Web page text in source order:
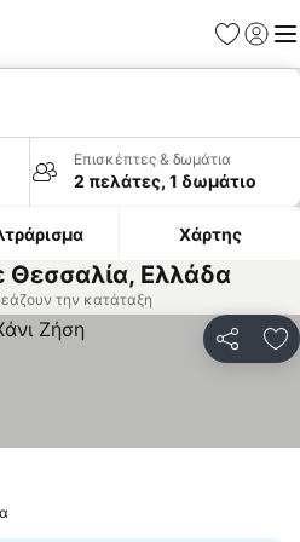
Επισκέπτες & δωμάτια
2 πελάτες, 1 δωμάτιο
Χάρτης
Θεσσαλία, Ελλάδα
την κατάταξη